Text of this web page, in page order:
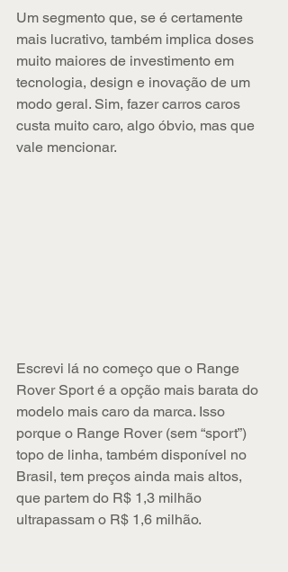
Um segmento que, se é certamente
mais lucrativo, também implica doses
muito maiores de investimento em
tecnologia, design e inovação de um
modo geral. Sim, fazer carros caros
custa muito caro, algo óbvio, mas que
vale mencionar.
Escrevi lá no começo que o Range
Rover Sport é a opção mais barata do
modelo mais caro da marca. Isso
porque o Range Rover (sem “sport”)
topo de linha, também disponível no
Brasil, tem preços ainda mais altos,
que partem do R$ 1,3 milhão
ultrapassam o R$ 1,6 milhão.